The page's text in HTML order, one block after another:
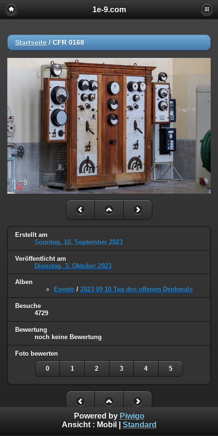
1e-9.com
Startseite / CFR 0168
Erstellt am
Sonntag, 10. September 2023
Veröffentlicht am
Dienstag, 3. Oktober 2023
Alben
Events / 2023 09 10 Tag des offenen Denkmals
Besuche
4729
Bewertung
noch keine Bewertung
Foto bewerten
0 1 2 3 4 5
Powered by Piwigo
Ansicht : Mobil Standard